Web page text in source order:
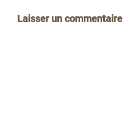
Laisser un commentaire